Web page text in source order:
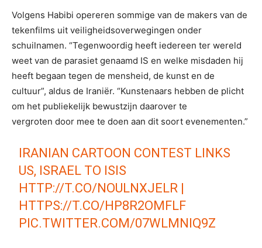
Volgens Habibi opereren sommige van de makers van de
tekenfilms uit veiligheidsoverwegingen onder
schuilnamen. “Tegenwoordig heeft iedereen ter wereld
weet van de parasiet genaamd IS en welke misdaden hij
heeft begaan tegen de mensheid, de kunst en de
cultuur”, aldus de Iraniër. “Kunstenaars hebben de plicht
om het publiekelijk bewustzijn daarover te
vergroten door mee te doen aan dit soort evenementen.”
IRANIAN CARTOON CONTEST LINKS
US, ISRAEL TO ISIS
HTTP://T.CO/NOULNXJELR |
HTTPS://T.CO/HP8R2OMFLF
PIC.TWITTER.COM/07WLMNIQ9Z